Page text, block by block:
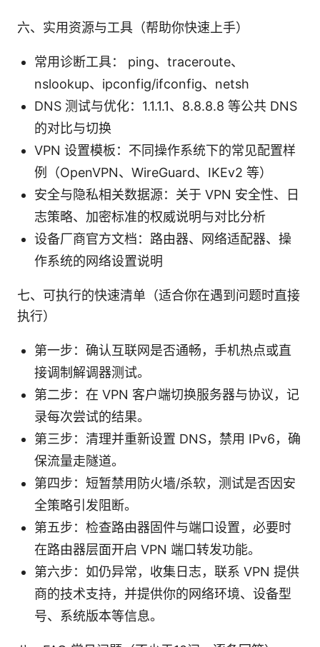
六、实用资源与工具（帮助你快速上手）
常用诊断工具： ping、traceroute、
nslookup、ipconfig/ifconfig、netsh
DNS 测试与优化：1.1.1.1、8.8.8.8 等公共 DNS
的对比与切换
VPN 设置模板：不同操作系统下的常见配置样
例（OpenVPN、WireGuard、IKEv2 等）
安全与隐私相关数据源：关于 VPN 安全性、日
志策略、加密标准的权威说明与对比分析
设备厂商官方文档：路由器、网络适配器、操
作系统的网络设置说明
七、可执行的快速清单（适合你在遇到问题时直接
执行）
第一步：确认互联网是否通畅，手机热点或直
接调制解调器测试。
第二步：在 VPN 客户端切换服务器与协议，记
录每次尝试的结果。
第三步：清理并重新设置 DNS，禁用 IPv6，确
保流量走隧道。
第四步：短暂禁用防火墙/杀软，测试是否因安
全策略引发阻断。
第五步：检查路由器固件与端口设置，必要时
在路由器层面开启 VPN 端口转发功能。
第六步：如仍异常，收集日志，联系 VPN 提供
商的技术支持，并提供你的网络环境、设备型
号、系统版本等信息。